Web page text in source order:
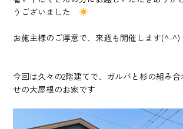
うございました
お施主様のご厚意で、来週も開催します(^-^)
今回は久々の2階建てで、ガルバと杉の組み合
せの大屋根のお家です